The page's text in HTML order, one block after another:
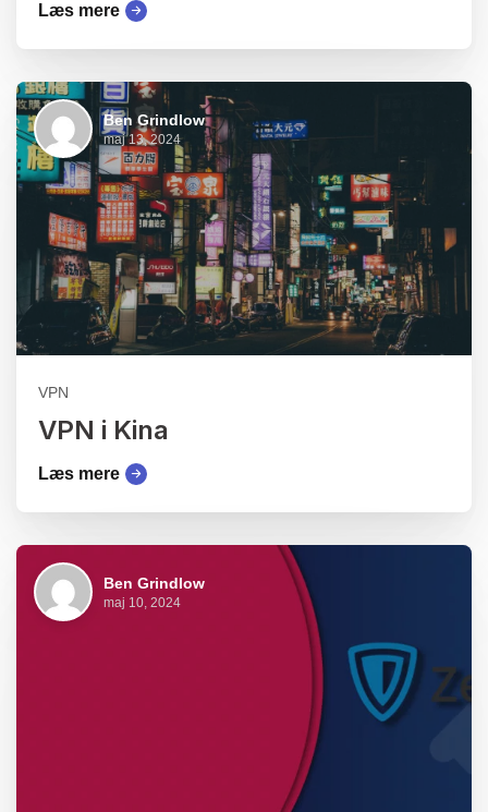
Læs mere
Ben Grindlow
maj 13, 2024
VPN
VPN i Kina
Læs mere
Ben Grindlow
maj 10, 2024